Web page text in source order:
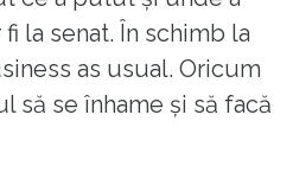
pentru că sunt forțați,
legătura directă dintre
de calitate. Mulți văd
extern, nu ca pe o
la senat. În schimb la
as usual. Oricum
să se înhame și să facă
în condițiile date.